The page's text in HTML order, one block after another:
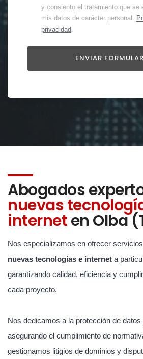
y consiento el tratamiento que se
mis datos de carácter personal.
privacidad.
Abogados
nuevas
interneten Olba
Nos especializamos en ofrecer
nuevas tecnologías e internet a
garantizando calidad, eficiencia y
cada proyecto.
Nos dedicamos a la protección de
asegurando el cumplimiento de
gestionamos litigios de dominios y